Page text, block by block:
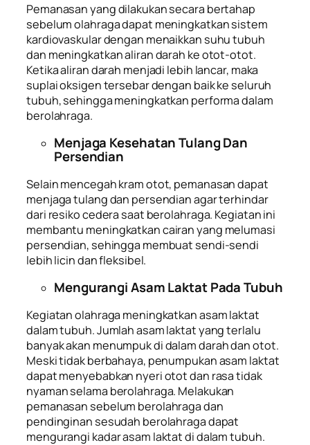
Pemanasan yang dilakukan secara bertahap
sebelum olahraga dapat meningkatkan sistem
kardiovaskular dengan menaikkan suhu tubuh
dan meningkatkan aliran darah ke otot-otot.
Ketika aliran darah menjadi lebih lancar, maka
suplai oksigen tersebar dengan baik ke seluruh
tubuh, sehingga meningkatkan performa dalam
berolahraga.
Menjaga Kesehatan Tulang Dan
Persendian
Selain mencegah kram otot, pemanasan dapat
menjaga tulang dan persendian agar terhindar
dari resiko cedera saat berolahraga. Kegiatan ini
membantu meningkatkan cairan yang melumasi
persendian, sehingga membuat sendi-sendi
lebih licin dan fleksibel.
Mengurangi Asam Laktat Pada Tubuh
Kegiatan olahraga meningkatkan asam laktat
dalam tubuh. Jumlah asam laktat yang terlalu
banyak akan menumpuk di dalam darah dan otot.
Meski tidak berbahaya, penumpukan asam laktat
dapat menyebabkan nyeri otot dan rasa tidak
nyaman selama berolahraga. Melakukan
pemanasan sebelum berolahraga dan
pendinginan sesudah berolahraga dapat
mengurangi kadar asam laktat di dalam tubuh.